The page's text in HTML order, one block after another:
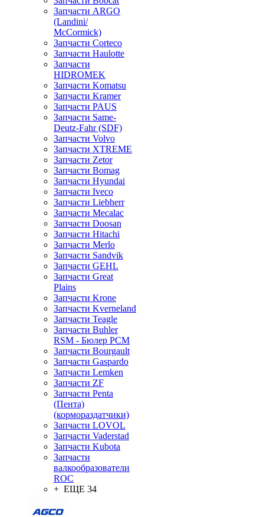
Запчасти ARGO
(Landini/
McCormick)
Запчасти Corteco
Запчасти Haulotte
Запчасти
HIDROMEK
Запчасти Komatsu
Запчасти Kramer
Запчасти PAUS
Запчасти Same-
Deutz-Fahr (SDF)
Запчасти Volvo
Запчасти XTREME
Запчасти Zetor
Запчасти Bomag
Запчасти Hyundai
Запчасти Iveco
Запчасти Liebherr
Запчасти Mecalac
Запчасти Doosan
Запчасти Hitachi
Запчасти Merlo
Запчасти Sandvik
Запчасти GEHL
Запчасти Great
Plains
Запчасти Krone
Запчасти Kverneland
Запчасти Teagle
Запчасти Buhler
RSM - Бюлер РСМ
Запчасти Bourgault
Запчасти Gaspardo
Запчасти Lemken
Запчасти ZF
Запчасти Penta
(Пента)
(кормораздатчики)
Запчасти LOVOL
Запчасти Vaderstad
Запчасти Kubota
Запчасти
валкообразователи
ROC
+ ЕЩЕ 34